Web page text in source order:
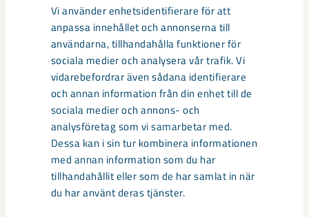
Vi använder enhetsidentifierare för att
anpassa innehållet och annonserna till
användarna, tillhandahålla funktioner för
sociala medier och analysera vår trafik. Vi
vidarebefordrar även sådana identifierare
och annan information från din enhet till de
sociala medier och annons- och
analysföretag som vi samarbetar med.
Dessa kan i sin tur kombinera informationen
med annan information som du har
tillhandahållit eller som de har samlat in när
du har använt deras tjänster.
Sibirien-området i gamla Kiruna
centrum avvecklas under 2026
Under sommaren 2026 fortsätter avveckling av fastigheter i
gamla Kiruna centrum på grund av den pågående gruvdriften
– bland annat ...